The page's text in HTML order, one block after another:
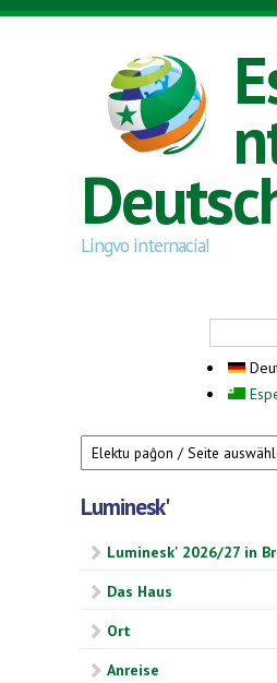
Direkt zum Inhalt
Lingvo internacia!
Luminesk'
Luminesk' 2026/27 in
Das Haus
Ort
Anreise